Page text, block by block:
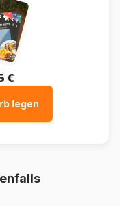
€
legen